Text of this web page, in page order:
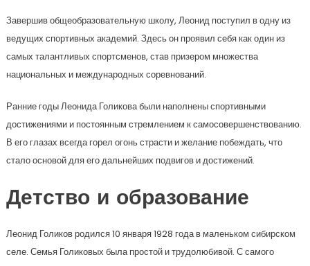
Завершив общеобразовательную школу, Леонид поступил в одну из
ведущих спортивных академий. Здесь он проявил себя как один из
самых талантливых спортсменов, став призером множества
национальных и международных соревнований.
Ранние годы Леонида Голикова были наполнены спортивными
достижениями и постоянным стремлением к самосовершенствованию.
В его глазах всегда горел огонь страсти и желание побеждать, что
стало основой для его дальнейших подвигов и достижений.
Детство и образование
Леонид Голиков родился 10 января 1928 года в маленьком сибирском
селе. Семья Голиковых была простой и трудолюбивой. С самого